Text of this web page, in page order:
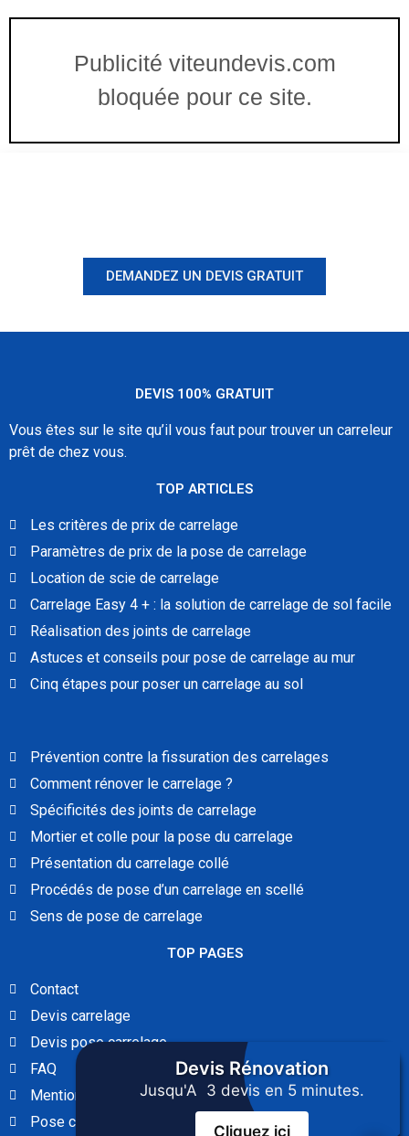
Devis Rénovation
Jusqu'A 3 devis en 5 minutes.
Cliquez ici
Publicité viteundevis.com
bloquée pour ce site.
DEMANDEZ UN DEVIS GRATUIT
DEVIS 100% GRATUIT
Vous êtes sur le site qu’il vous faut pour trouver un carreleur
prêt de chez vous.
TOP ARTICLES
Les critères de prix de carrelage
Paramètres de prix de la pose de carrelage
Location de scie de carrelage
Carrelage Easy 4 + : la solution de carrelage de sol facile
Réalisation des joints de carrelage
Astuces et conseils pour pose de carrelage au mur
Cinq étapes pour poser un carrelage au sol
Prévention contre la fissuration des carrelages
Comment rénover le carrelage ?
Spécificités des joints de carrelage
Mortier et colle pour la pose du carrelage
Présentation du carrelage collé
Procédés de pose d’un carrelage en scellé
Sens de pose de carrelage
TOP PAGES
Contact
Devis carrelage
Devis pose carrelage
FAQ
Mentions Légales
Pose carrelage